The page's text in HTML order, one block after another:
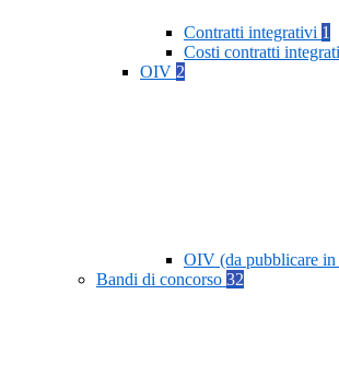
Contratti integrativi 1
Costi contratti
OIV 2
OIV (da pubblicare in
Bandi di concorso 32